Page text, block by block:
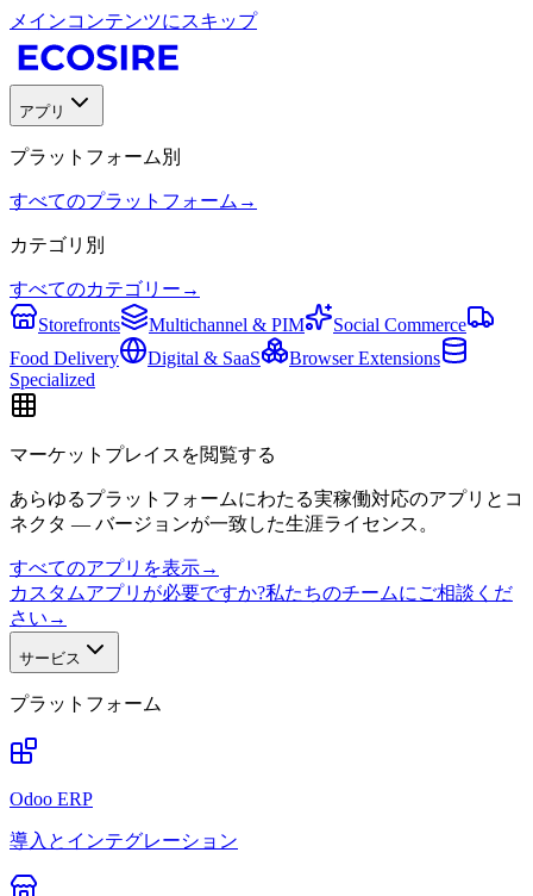
メインコンテンツにスキップ
アプリ
プラットフォーム別
すべてのプラットフォーム →
カテゴリ別
すべてのカテゴリー →
Storefronts
Multichannel & PIM
Social Commerce
Food Delivery
Digital & SaaS
Browser Extensions
Specialized
マーケットプレイスを閲覧する
あらゆるプラットフォームにわたる実稼働対応のアプリとコ
ネクタ — バージョンが一致した生涯ライセンス。
すべてのアプリを表示→
カスタムアプリが必要ですか?私たちのチームにご相談くだ
さい →
サービス
プラットフォーム
Odoo ERP
導入とインテグレーション